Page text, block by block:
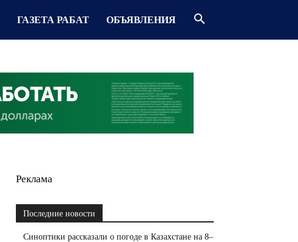
ГАЗЕТА РАБАТ ОБЪЯВЛЕНИЯ
Реклама
Последние новости
Синоптики рассказали о погоде в Казахстане на 8–